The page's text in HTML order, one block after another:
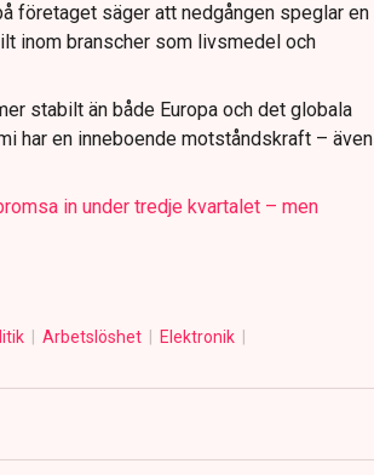
företaget säger att nedgången speglar en
inom branscher som livsmedel och
stabilt än både Europa och det globala
har en inneboende motståndskraft – även
in under tredje kvartalet – men
Arbetslöshet
Elektronik